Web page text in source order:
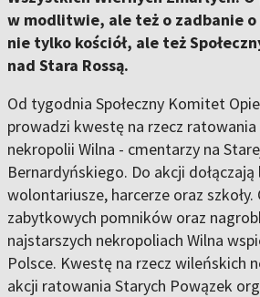
w modlitwie, ale też o zadbanie
nie tylko kościół, ale też
nad Stara Rossą.
Od tygodnia Społeczny Komitet
prowadzi kwestę na rzecz
nekropolii Wilna - cmentarzy na
Bernardyńskiego. Do akcji dołączają
wolontariusze, harcerze oraz
zabytkowych pomników oraz
najstarszych nekropoliach Wilna
Polsce. Kwestę na rzecz wileńskich
akcji ratowania Starych Powązek